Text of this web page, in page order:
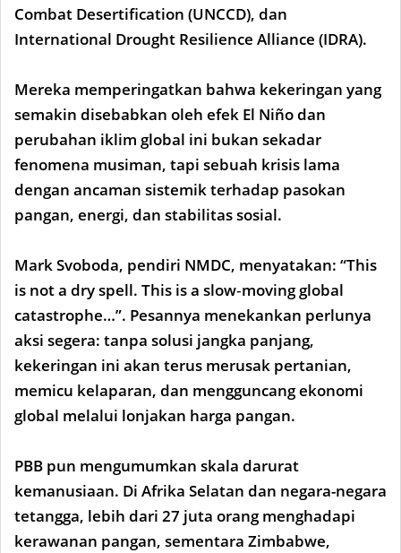
Combat Desertification (UNCCD), dan
International Drought Resilience Alliance (IDRA).
Mereka memperingatkan bahwa kekeringan yang
semakin disebabkan oleh efek El Niño dan
perubahan iklim global ini bukan sekadar
fenomena musiman, tapi sebuah krisis lama
dengan ancaman sistemik terhadap pasokan
pangan, energi, dan stabilitas sosial.
Mark Svoboda, pendiri NMDC, menyatakan: “This
is not a dry spell. This is a slow‑moving global
catastrophe…”. Pesannya menekankan perlunya
aksi segera: tanpa solusi jangka panjang,
kekeringan ini akan terus merusak pertanian,
memicu kelaparan, dan mengguncang ekonomi
global melalui lonjakan harga pangan.
PBB pun mengumumkan skala darurat
kemanusiaan. Di Afrika Selatan dan negara-negara
tetangga, lebih dari 27 juta orang menghadapi
kerawanan pangan, sementara Zimbabwe,